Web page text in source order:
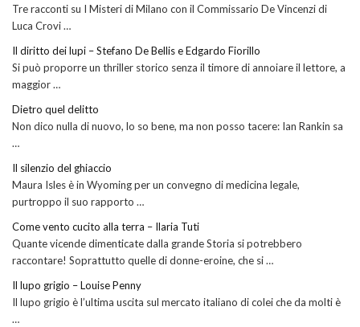
Tre racconti su I Misteri di Milano con il Commissario De Vincenzi di
Luca Crovi …
Il diritto dei lupi – Stefano De Bellis e Edgardo Fiorillo
Si può proporre un thriller storico senza il timore di annoiare il lettore, a
maggior …
Dietro quel delitto
Non dico nulla di nuovo, lo so bene, ma non posso tacere: Ian Rankin sa
…
Il silenzio del ghiaccio
Maura Isles è in Wyoming per un convegno di medicina legale,
purtroppo il suo rapporto …
Come vento cucito alla terra – Ilaria Tuti
Quante vicende dimenticate dalla grande Storia si potrebbero
raccontare! Soprattutto quelle di donne-eroine, che si …
Il lupo grigio – Louise Penny
Il lupo grigio è l’ultima uscita sul mercato italiano di colei che da molti è
…